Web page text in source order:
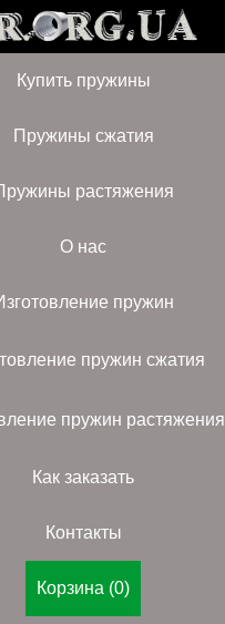
Купить пружины
Пружины сжатия
растяжения
О нас
пружин
пружин сжатия
пружин растяжения
Как заказать
Контакты
Корзина (0)